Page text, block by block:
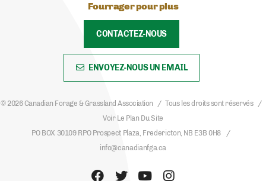
Fourrager pour plus
CONTACTEZ-NOUS
ENVOYEZ-NOUS UN EMAIL
© 2026 Canadian Forage & Grassland Association
Tous les droits sont réservés
Voir Le Plan Du Site
PO BOX 30109 RPO Prospect Plaza, Fredericton, NB E3B 0H8
info@canadianfga.ca